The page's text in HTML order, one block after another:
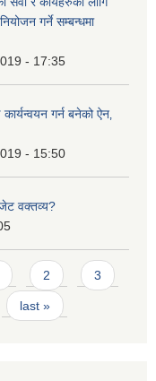
गर्ने सम्बन्धमा
- 17:35
गर्न बनेको ऐन‚
- 15:50
वक्तव्य?
2 3
last »